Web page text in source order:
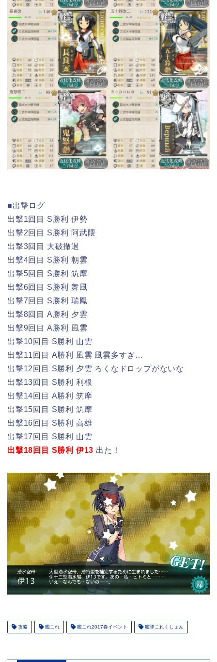
■出撃ログ
出撃1回目 S勝利 伊勢
出撃2回目 S勝利 阿武隈
出撃3回目 大破撤退
出撃4回目 S勝利 朝雲
出撃5回目 S勝利 筑摩
出撃6回目 S勝利 舞風
出撃7回目 S勝利 瑞鳳
出撃8回目 A勝利 夕雲
出撃9回目 A勝利 風雲
出撃10回目 S勝利 山雲
出撃11回目 A勝利 風雲 風雲多すぎ…
出撃12回目 S勝利 夕雲 ろくなドロップがないな
出撃13回目 S勝利 利根
出撃14回目 A勝利 筑摩
出撃15回目 S勝利 筑摩
出撃16回目 S勝利 高雄
出撃17回目 S勝利 山雲
出撃18回目 S勝利 伊13 出た！
攻略 艦これ 艦これ2017春イベント 艦隊これくしょん